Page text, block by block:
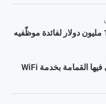
سلّة مهملات ذكيّة في الهند تقدّم لمن يلقي فيها القمامة بخدمة WiFi